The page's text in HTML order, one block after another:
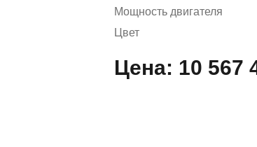
Мощность двигателя
Цвет
Цена: 10 567